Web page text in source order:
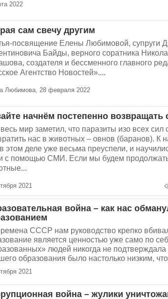
2022
сам свечу другим
посвящение Елены Любимовой, супруги
Байды, верного соратника
создателя и бессменного главного
Агентство Новостей»....
Любимова, 28 февраля 2022
начнём постепенно возвращать
мир заметил, что паразиты изо всех сил
нас в животных – овнов (баранов). К
этом деле уже весьма преуспели, и
с помощью СМИ. Если мы будем продолжать
2021
война – как нас
СССР нам руководство крепко
является ценностью уже само по
людей никогда не подтверждала
образования было настолько низким,
2021
война – жулики